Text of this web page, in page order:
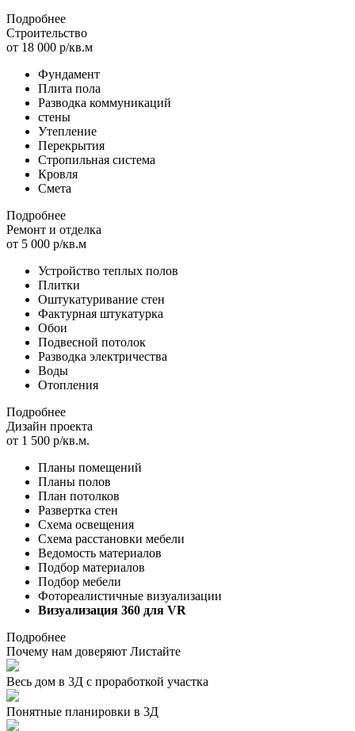
Подробнее
Строительство
от 18 000 р/кв.м
Фундамент
Плита пола
Разводка коммуникаций
стены
Утепление
Перекрытия
Стропильная система
Кровля
Смета
Подробнее
Ремонт и отделка
от 5 000 р/кв.м
Устройство теплых полов
Плитки
Оштукатуривание стен
Фактурная штукатурка
Обои
Подвесной потолок
Разводка электричества
Воды
Отопления
Подробнее
Дизайн проекта
от 1 500 р/кв.м.
Планы помещений
Планы полов
План потолков
Развертка стен
Схема освещения
Схема расстановки мебели
Ведомость материалов
Подбор материалов
Подбор мебели
Фотореалистичные визуализации
Визуализация 360 для VR
Подробнее
Почему нам доверяют Листайте
Весь дом в 3Д с проработкой участка
Понятные планировки в 3Д